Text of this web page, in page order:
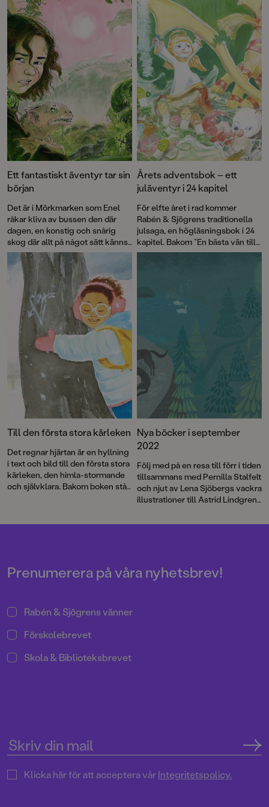
Ett fantastiskt äventyr tar sin
början
Det är i Mörkmarken som Enel
råkar kliva av bussen den där
dagen, en konstig och snårig
skog där allt på något sätt känns
lite fel. Där finns taggiga buskar
som verkar röra sig, underliga
fåglar och en sexbent katt. Och
så paddvätten – den slemmiga,
morrande varelsen som Enel
måste rädda.
Paddvättens skogär
första delen i Mörkmarken, en
antagligen helt sann berättelse
av den prisbelönta duon Ylva
Karlsson och Katarina
Strömgård.
Årets adventsbok – ett
juläventyr i 24 kapitel
För elfte året i rad kommer
Rabén & Sjögrens traditionella
julsaga, en högläsningsbok i 24
kapitel. Bakom ”En bästa vän till
jul” står författaren Ylva Karlsson
fint samarbete. Resultatet är en
saga om sönderälskade
Till den första stora kärleken
Det regnar hjärtan är en hyllning
i text och bild till den första stora
kärleken, den himla-stormande
och självklara. Bakom boken står
Nya böcker i september
2022
Följ med på en resa till förr i tiden
tillsammans med Pernilla Stalfelt
och njut av Lena Sjöbergs vackra
illustrationer till Astrid Lindgrens
Missa inte nya äventyr med
världens otäckaste genre –
SKRÄCK. Nu startar bokhösten
Prenumerera på våra nyhetsbrev!
Rabén & Sjögrens vänner
Förskolebrevet
Skola & Biblioteksbrevet
Klicka här för att acceptera vårIntegritetspolicy.